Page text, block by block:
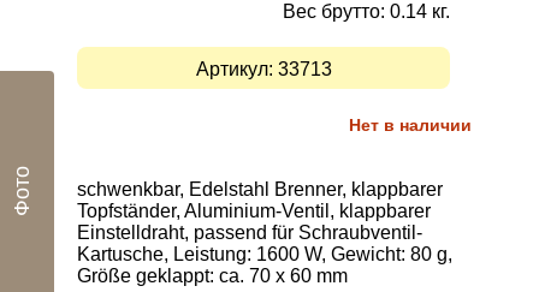
Вес брутто: 0.14 кг.
Артикул: 33713
Нет в наличии
schwenkbar, Edelstahl Brenner, klappbarer
Topfständer, Aluminium-Ventil, klappbarer
Einstelldraht, passend für Schraubventil-
Kartusche, Leistung: 1600 W, Gewicht: 80 g,
Größe geklappt: ca. 70 x 60 mm
Фото